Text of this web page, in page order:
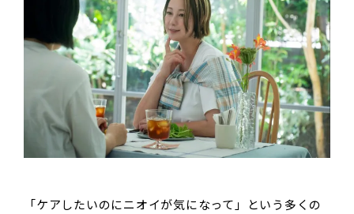
「ケアしたいのにニオイが気になって」という多くの